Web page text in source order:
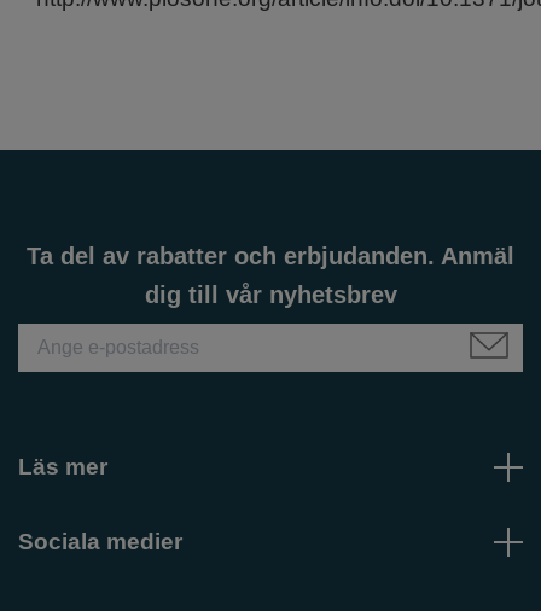
Ta del av rabatter och erbjudanden. Anmäl
dig till vår nyhetsbrev
Läs mer
Sociala medier